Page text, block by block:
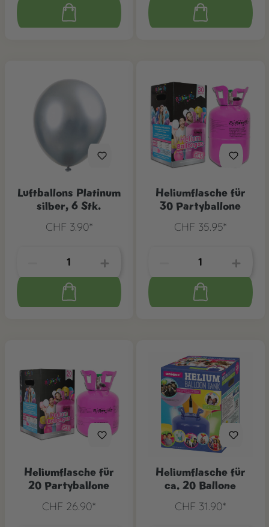
Luftballons Platinum
silber, 6 Stk.
CHF 3.90*
Heliumflasche für
30 Partyballone
CHF 35.95*
Heliumflasche für
20 Partyballone
CHF 26.90*
Heliumflasche für
ca. 20 Ballone
CHF 31.90*